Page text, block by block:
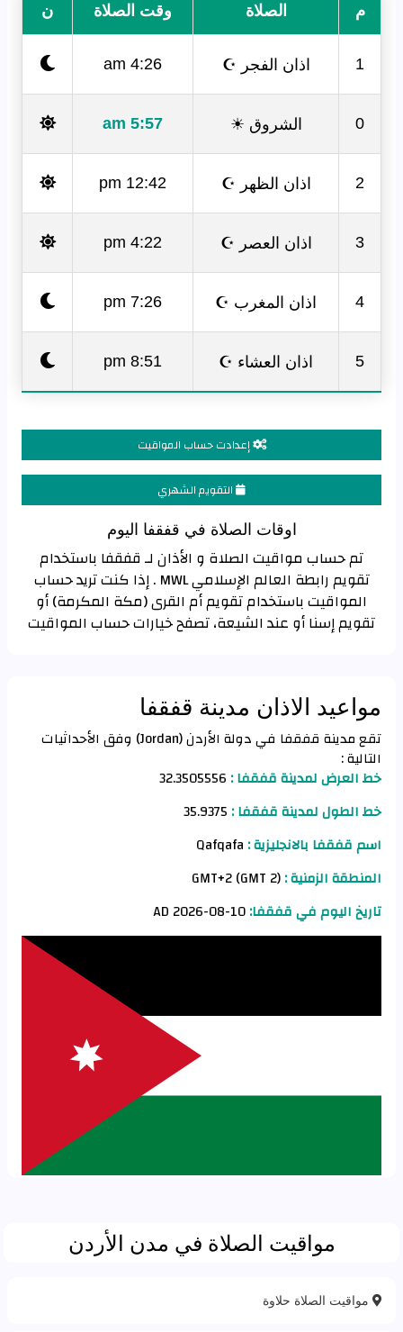
م الصلاة وقت الصلاة ن
1 اذان الفجر ☪ 4:26 am
0 الشروق ☀ 5:57 am
2 اذان الظهر ☪ 12:42 pm
3 اذان العصر ☪ 4:22 pm
4 اذان المغرب ☪ 7:26 pm
5 اذان العشاء ☪ 8:51 pm
إعدادت حساب المواقيت
التقويم الشهري
اوقات الصلاة في قفقفا اليوم
تم حساب مواقيت الصلاة و الأذان لـ قفقفا باستخدام
تقويم رابطة العالم الإسلامي MWL . إذا كنت تريد حساب
المواقيت باستخدام تقويم أم القرى (مكة المكرمة) أو
تقويم إسنا أو عند الشيعة، تصفح خيارات حساب المواقيت
مواعيد الاذان مدينة قفقفا
تقع مدينة قفقفا في دولة الأردن (Jordan) وفق الأحداثيات
التالية :
خط العرض لمدينة قفقفا : 32.3505556
خط الطول لمدينة قفقفا :
اسم قفقفا بالانجليزية :
المنطقة الزمنية :
تاريخ اليوم في قفقفا:
مواقيت الصلاة في مدن الأردن
مواقيت الصلاة حلاوة‎